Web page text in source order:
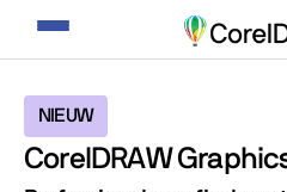
Navigatie
weergeven/verbergen
NIEUW
CorelDRAW